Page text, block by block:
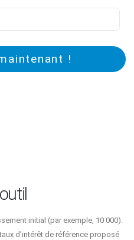
!
initial (par exemple, 10 000).
d'intérêt de référence proposé